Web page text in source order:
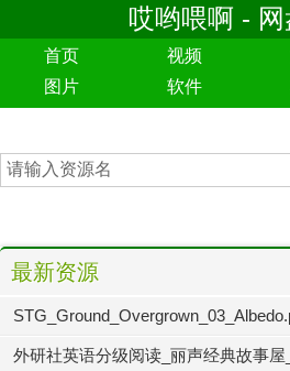
哎哟喂啊 -
首页 视频
图片
软件
最新资源
外研社英语分级阅读_丽声经典故事屋